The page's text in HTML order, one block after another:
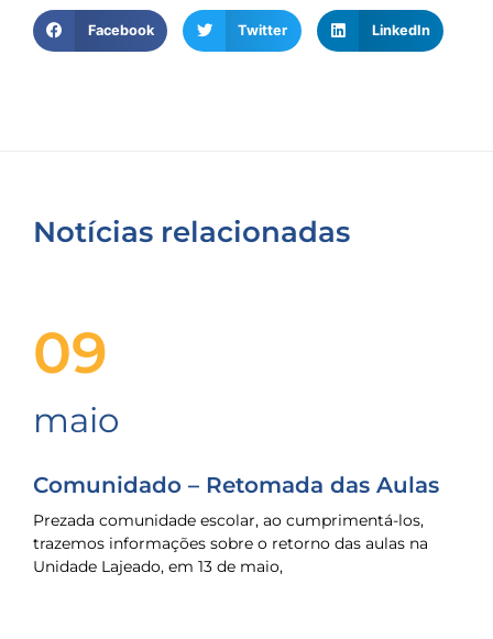
Facebook Twitter LinkedIn
Notícias relacionadas
09
maio
Comunidado – Retomada das Aulas
Prezada comunidade escolar, ao cumprimentá-los,
trazemos informações sobre o retorno das aulas na
Unidade Lajeado, em 13 de maio,